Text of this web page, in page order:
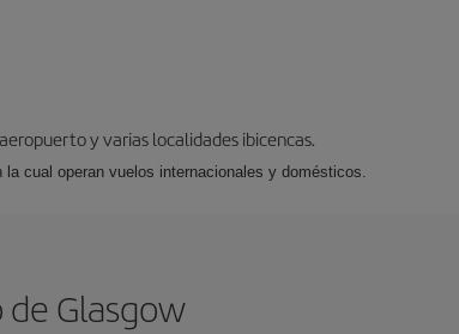
y varias localidades ibicencas.
cual operan vuelos internacionales y domésticos.
Glasgow